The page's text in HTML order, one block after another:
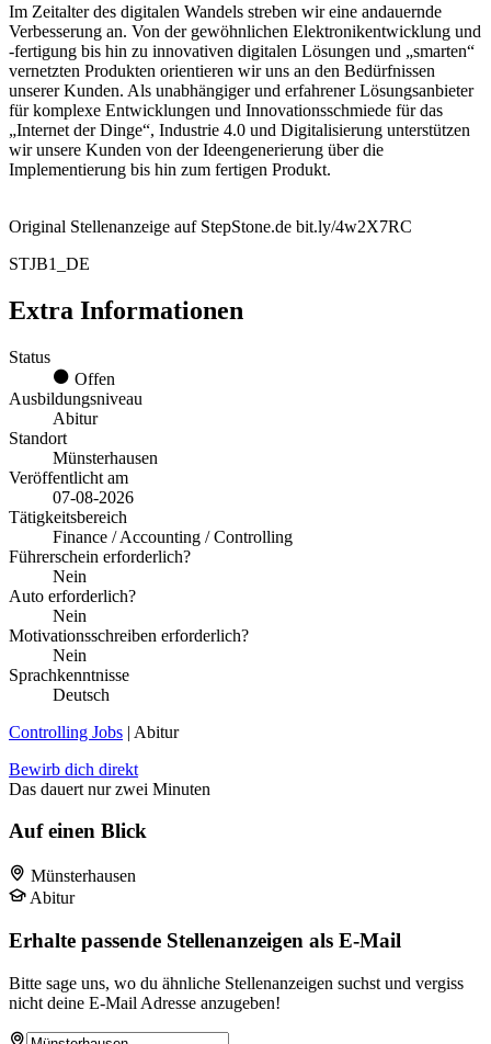
Im Zeitalter des digitalen Wandels streben wir eine andauernde
Verbesserung an. Von der gewöhnlichen Elektronikentwicklung und
-fertigung bis hin zu innovativen digitalen Lösungen und „smarten“
vernetzten Produkten orientieren wir uns an den Bedürfnissen
unserer Kunden. Als unabhängiger und erfahrener Lösungsanbieter
für komplexe Entwicklungen und Innovationsschmiede für das
„Internet der Dinge“, Industrie 4.0 und Digitalisierung unterstützen
wir unsere Kunden von der Ideengenerierung über die
Implementierung bis hin zum fertigen Produkt.
Original Stellenanzeige auf StepStone.de bit.ly/4w2X7RC
STJB1_DE
Extra Informationen
Status
Offen
Ausbildungsniveau
Abitur
Standort
Münsterhausen
Veröffentlicht am
07-08-2026
Tätigkeitsbereich
Finance / Accounting / Controlling
Führerschein erforderlich?
Nein
Auto erforderlich?
Nein
Motivationsschreiben erforderlich?
Nein
Sprachkenntnisse
Deutsch
Controlling Jobs | Abitur
Bewirb dich direkt
Das dauert nur zwei Minuten
Auf einen Blick
Münsterhausen
Abitur
Erhalte passende Stellenanzeigen als E-Mail
Bitte sage uns, wo du ähnliche Stellenanzeigen suchst und vergiss
nicht deine E-Mail Adresse anzugeben!